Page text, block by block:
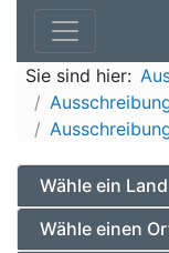
Sie sind hier:
Wähle ein Land
Wähle einen